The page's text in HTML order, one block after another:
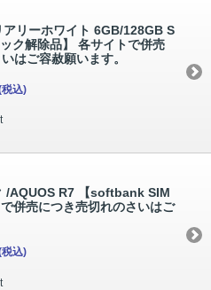
リーホワイト 6GB/128GB S
ク解除品】 各サイトで併売
はご容赦願います。
税込)
/AQUOS R7 【softbank SIM
併売につき売切れのさいはご
税込)